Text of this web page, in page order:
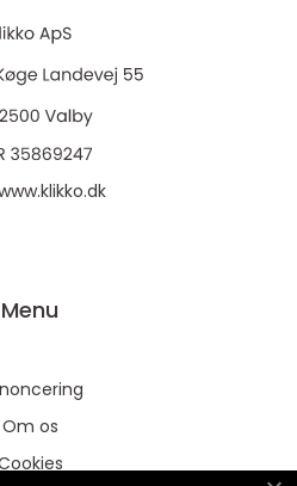
Menu
Om os